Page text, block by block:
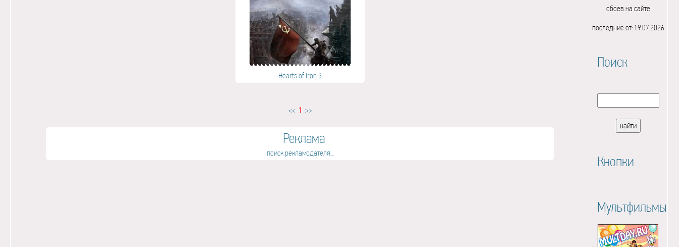
Hearts of Iron 3
<< 1 >>
Реклама
поиск рекламодателя...
обоев на сайте
последние от: 19.07.2026
Поиск
Кнопки
Мультфильмы